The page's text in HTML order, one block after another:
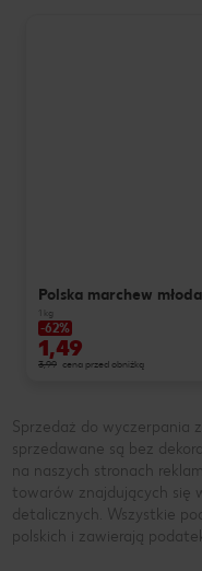
Polska marchew młoda
1 kg
-62%
1,49
3,99 cena przed obniżką
Sprzedaż do wyczerpania
sprzedawane są bez
na naszych stronach
towarów znajdujących się
detalicznych. Wszystkie
polskich i zawierają